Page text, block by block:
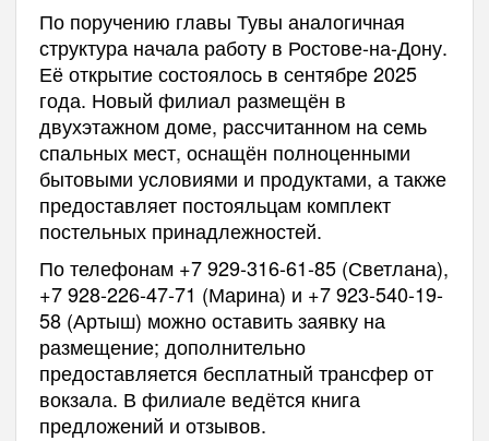
По поручению главы Тувы аналогичная
структура начала работу в Ростове-на-Дону.
Её открытие состоялось в сентябре 2025
года. Новый филиал размещён в
двухэтажном доме, рассчитанном на семь
спальных мест, оснащён полноценными
бытовыми условиями и продуктами, а также
предоставляет постояльцам комплект
постельных принадлежностей.
По телефонам +7 929-316-61-85 (Светлана),
+7 928-226-47-71 (Марина) и +7 923-540-19-
58 (Артыш) можно оставить заявку на
размещение; дополнительно
предоставляется бесплатный трансфер от
вокзала. В филиале ведётся книга
предложений и отзывов.